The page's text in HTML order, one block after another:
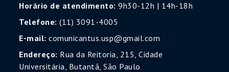
Horário de atendimento: 9h30-12h | 14h-18h
Telefone: (11) 3091-4005
E-mail: comunicantus.usp@gmail.com
Endereço: Rua da Reitoria, 215, Cidade
Universitária, Butantã, São Paulo